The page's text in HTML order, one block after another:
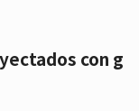
con g